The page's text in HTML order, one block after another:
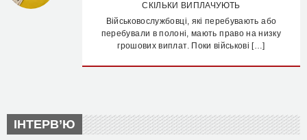
СКІЛЬКИ ВИПЛАЧУЮТЬ
Військовослужбовці, які перебувають або
перебували в полоні, мають право на низку
грошових виплат. Поки військові […]
ІНТЕРВ’Ю